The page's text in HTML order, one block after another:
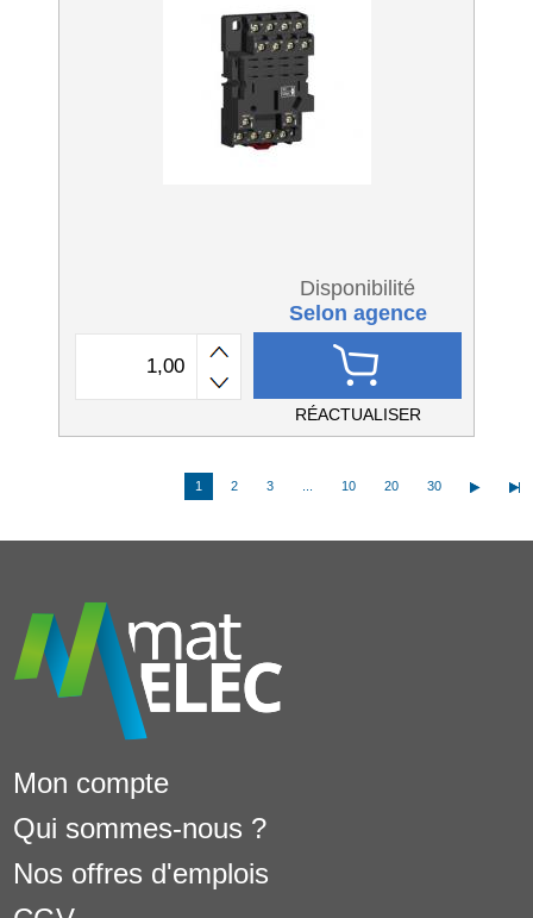
Disponibilité
Selon agence
RÉACTUALISER
1 2 3 10 20 30
Mon compte
Qui sommes-nous ?
Nos offres d'emplois